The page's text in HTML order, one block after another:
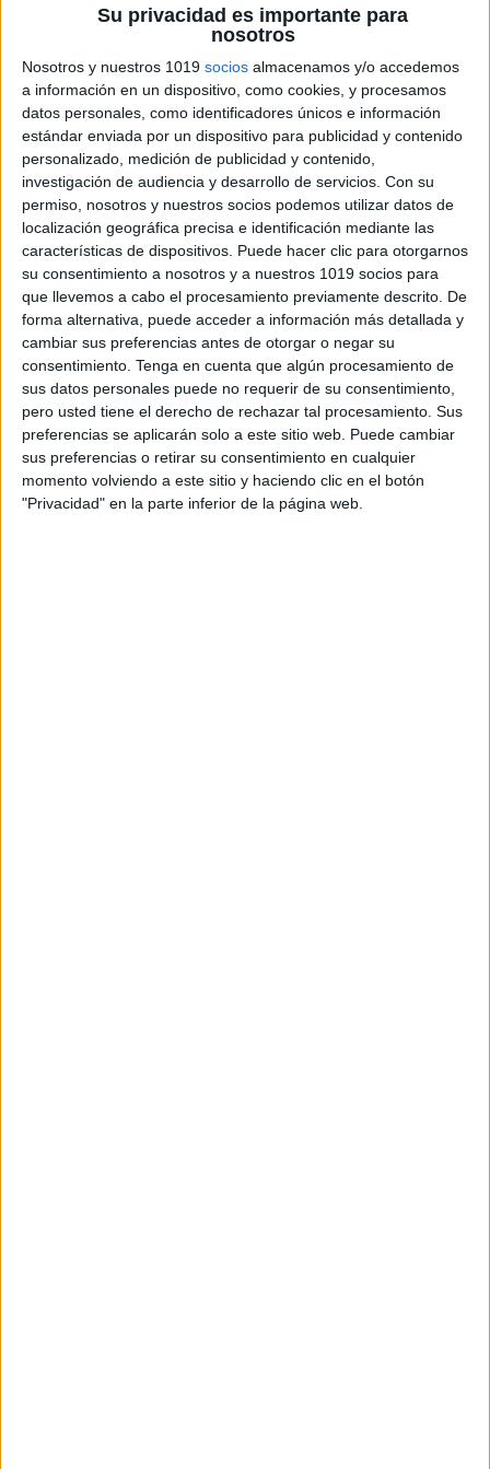
Su privacidad es importante para
nosotros
Nosotros y nuestros 1019 socios almacenamos y/o accedemos
a información en un dispositivo, como cookies, y procesamos
datos personales, como identificadores únicos e información
estándar enviada por un dispositivo para publicidad y contenido
personalizado, medición de publicidad y contenido,
investigación de audiencia y desarrollo de servicios. Con su
permiso, nosotros y nuestros socios podemos utilizar datos de
localización geográfica precisa e identificación mediante las
características de dispositivos. Puede hacer clic para otorgarnos
su consentimiento a nosotros y a nuestros 1019 socios para
que llevemos a cabo el procesamiento previamente descrito. De
forma alternativa, puede acceder a información más detallada y
cambiar sus preferencias antes de otorgar o negar su
consentimiento. Tenga en cuenta que algún procesamiento de
sus datos personales puede no requerir de su consentimiento,
pero usted tiene el derecho de rechazar tal procesamiento. Sus
preferencias se aplicarán solo a este sitio web. Puede cambiar
sus preferencias o retirar su consentimiento en cualquier
momento volviendo a este sitio y haciendo clic en el botón
"Privacidad" en la parte inferior de la página web.
sobrevivientes y abogar por cambios significativos en
las políticas y la sociedad.
Para trabajar esta compleja temática en las aulas de
Secundaria, os propongo el siguiente material. Esta
dinámica busca sensibilizar a los estudiantes sobre
los signos de alerta o «red flags» relacionados con la
violencia de género. A través de ejemplos de
comportamientos que pueden ser indicativos de
relaciones no saludables, los estudiantes aprenderán
a reconocer las señales tempranas y a comprender la
importancia de actuar ante ellas.
ÚNETE A NUESTRO GRUPO EXCLUSIVO DE
WHATSAPP